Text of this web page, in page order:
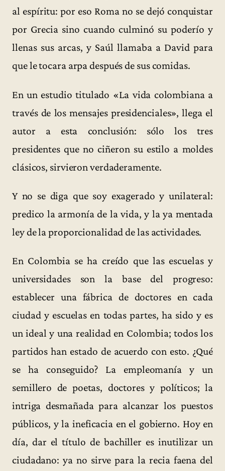
al espíritu: por eso Roma no se dejó conquistar
por Grecia sino cuando culminó su poderío y
llenas sus arcas, y Saúl llamaba a David para
que le tocara arpa después de sus comidas.
En un estudio titulado «La vida colombiana a
través de los mensajes presidenciales», llega el
autor a esta conclusión: sólo los tres
presidentes que no ciñeron su estilo a moldes
clásicos, sirvieron verdaderamente.
Y no se diga que soy exagerado y unilateral:
predico la armonía de la vida, y la ya mentada
ley de la proporcionalidad de las actividades.
En Colombia se ha creído que las escuelas y
universidades son la base del progreso:
establecer una fábrica de doctores en cada
ciudad y escuelas en todas partes, ha sido y es
un ideal y una realidad en Colombia; todos los
partidos han estado de acuerdo con esto. ¿Qué
se ha conseguido? La empleomanía y un
semillero de poetas, doctores y políticos; la
intriga desmañada para alcanzar los puestos
públicos, y la ineficacia en el gobierno. Hoy en
día, dar el título de bachiller es inutilizar un
ciudadano: ya no sirve para la recia faena del